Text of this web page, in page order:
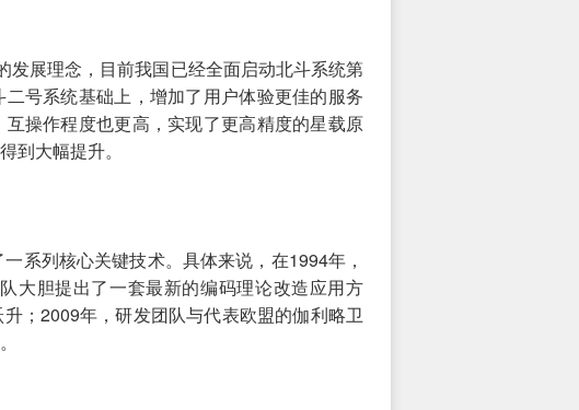
发展理念，目前我国已经全面启动北斗系统第
号系统基础上，增加了用户体验更佳的服务
操作程度也更高，实现了更高精度的星载原
到大幅提升。
系列核心关键技术。具体来说，在1994年，
大胆提出了一套最新的编码理论改造应用方
；2009年，研发团队与代表欧盟的伽利略卫